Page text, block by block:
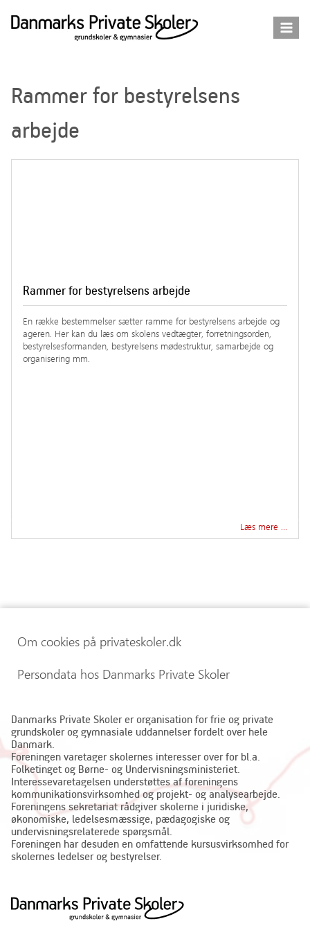
Rammer for bestyrelsens
arbejde
Rammer for bestyrelsens arbejde
En række bestemmelser sætter ramme for bestyrelsens arbejde og
ageren. Her kan du læs om skolens vedtægter, forretningsorden,
bestyrelsesformanden, bestyrelsens mødestruktur, samarbejde og
organisering mm.
Læs mere …
Om cookies på privateskoler.dk
Persondata hos Danmarks Private Skoler
Danmarks Private Skoler er organisation for frie og private
grundskoler og gymnasiale uddannelser fordelt over hele
Danmark.
Foreningen varetager skolernes interesser over for bl.a.
Folketinget og Børne- og Undervisningsministeriet.
Interessevaretagelsen understøttes af foreningens
kommunikationsvirksomhed og projekt- og analysearbejde.
Foreningens sekretariat rådgiver skolerne i juridiske,
økonomiske, ledelsesmæssige, pædagogiske og
undervisningsrelaterede spørgsmål.
Foreningen har desuden en omfattende kursusvirksomhed for
skolernes ledelser og bestyrelser.